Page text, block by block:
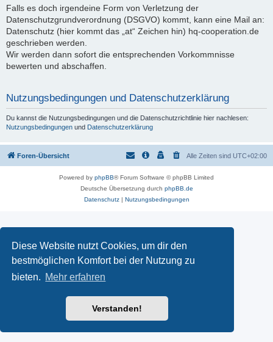
Diese Website nutzt Cookies, um dir den
bestmöglichen Komfort bei der Nutzung zu
bieten. Mehr erfahren
Verstanden!
Falls es doch irgendeine Form von Verletzung der
Datenschutzgrundverordnung (DSGVO) kommt, kann eine Mail an:
Datenschutz (hier kommt das „at“ Zeichen hin) hq-cooperation.de
geschrieben werden.
Wir werden dann sofort die entsprechenden Vorkommnisse
bewerten und abschaffen.
Nutzungsbedingungen und Datenschutzerklärung
Du kannst die Nutzungsbedingungen und die Datenschutzrichtlinie hier nachlesen:
Nutzungsbedingungen und Datenschutzerklärung
Foren-Übersicht Alle Zeiten sind UTC+02:00
Powered by phpBB® Forum Software © phpBB Limited
Deutsche Übersetzung durch phpBB.de
Datenschutz| Nutzungsbedingungen